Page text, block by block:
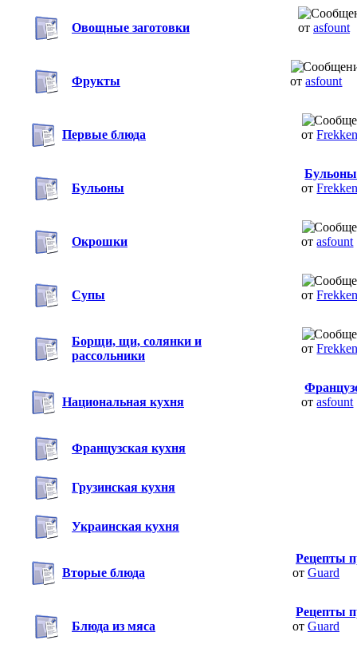
Овощные заготовки от asfount
Фрукты отasfount
Первые блюда от
Бульоны
Бульоны
от
Окрошки отasfount
Супы от
Борщи, щи, солянки и
рассольники
от
Национальная кухня
отasfount
Французская кухня
Грузинская кухня
Украинская кухня
Вторые блюда
Рецепты
от Guard
Блюда из мяса
Рецепты
от Guard